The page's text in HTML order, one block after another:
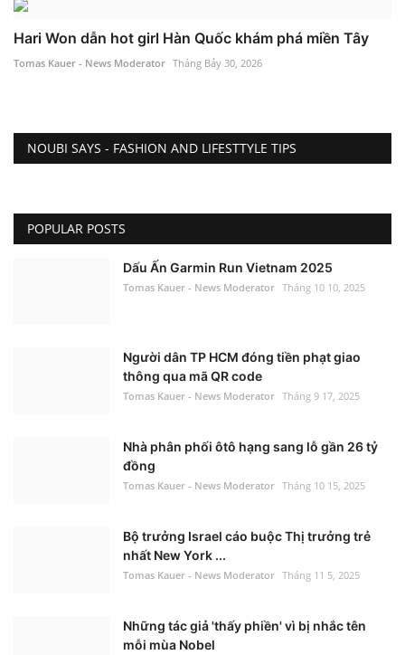
Hari Won dẫn hot girl Hàn Quốc khám phá miền Tây
Tomas Kauer - News Moderator Tháng Bảy 30, 2026
NOUBI SAYS - FASHION AND LIFESTTYLE TIPS
POPULAR POSTS
Dấu Ấn Garmin Run Vietnam 2025
Tomas Kauer - News Moderator Tháng 10 10, 2025
Người dân TP HCM đóng tiền phạt giao
thông qua mã QR code
Tomas Kauer - News Moderator Tháng 9 17, 2025
Nhà phân phối ôtô hạng sang lỗ gần 26 tỷ
đồng
Tomas Kauer - News Moderator Tháng 10 15, 2025
Bộ trưởng Israel cáo buộc Thị trưởng trẻ
nhất New York ...
Tomas Kauer - News Moderator Tháng 11 5, 2025
Những tác giả 'thấy phiền' vì bị nhắc tên
mỗi mùa Nobel